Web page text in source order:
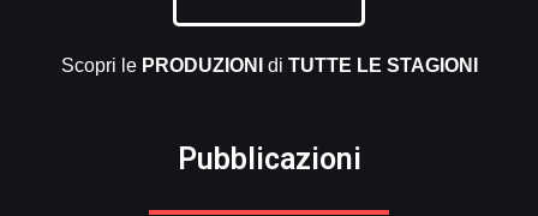
Scopri le PRODUZIONI di TUTTE LE STAGIONI
Pubblicazioni